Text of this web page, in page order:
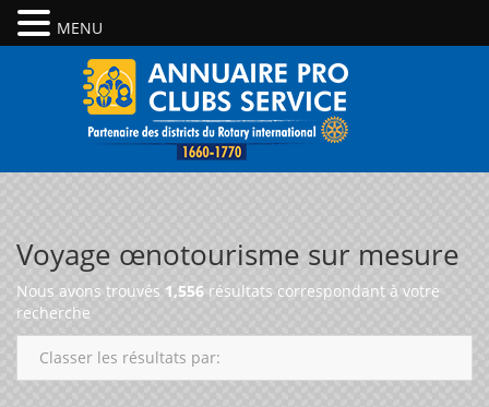
Voyage œnotourisme sur mesure
Nous avons trouvés 1,556 résultats correspondant à votre
recherche
Classer les résultats par:
MENU